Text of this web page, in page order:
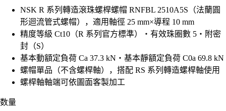
NSK R 系列轉造滾珠螺桿螺帽 RNFBL 2510A5S（法蘭圓
形迴流管式螺帽），適用軸徑 25 mm×導程 10 mm
精度等級 Ct10（R 系列官方標準）・有效珠圈數 5・附密
封（S）
基本動額定負荷 Ca 37.3 kN・基本靜額定負荷 C0a 69.8 kN
螺帽單品（不含螺桿軸），搭配 RS 系列轉造螺桿軸使用
螺桿軸軸端可依圖面客製加工
数量